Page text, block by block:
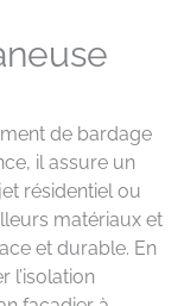
de bardage
il assure un
résidentiel ou
matériaux et
et durable. En
l’isolation